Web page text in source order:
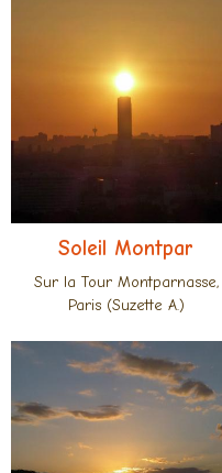
Soleil Montpar
Sur la Tour Montparnasse,
Paris (Suzette A.)